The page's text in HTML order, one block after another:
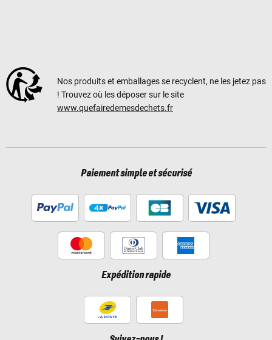
Nos produits et emballages se recyclent, ne les jetez pas
! Trouvez où les déposer sur le site
www.quefairedemesdechets.fr
Paiement simple et sécurisé
Expédition rapide